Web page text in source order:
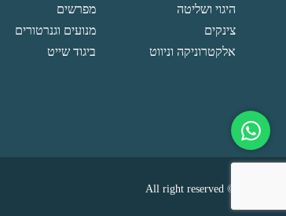
היגוי ושליטה
מפרשים
צינקים
מנועים וגנרטורים
אלקטרוניקה וניווט
ביגוד שייט
© All right reserved